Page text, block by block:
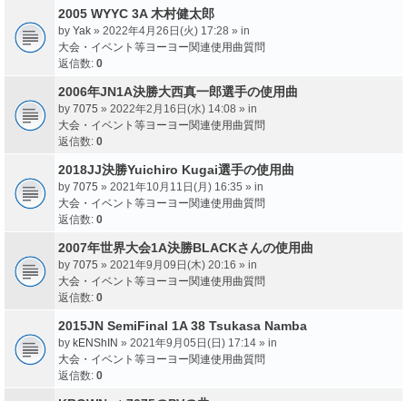
2005 WYYC 3A 木村健太郎
by Yak » 2022年4月26日(火) 17:28 » in
大会・イベント等ヨーヨー関連使用曲質問
返信数: 0
2006年JN1A決勝大西真一郎選手の使用曲
by 7075 » 2022年2月16日(水) 14:08 » in
大会・イベント等ヨーヨー関連使用曲質問
返信数: 0
2018JJ決勝Yuichiro Kugai選手の使用曲
by 7075 » 2021年10月11日(月) 16:35 » in
大会・イベント等ヨーヨー関連使用曲質問
返信数: 0
2007年世界大会1A決勝BLACKさんの使用曲
by 7075 » 2021年9月09日(木) 20:16 » in
大会・イベント等ヨーヨー関連使用曲質問
返信数: 0
2015JN SemiFinal 1A 38 Tsukasa Namba
by kENShIN » 2021年9月05日(日) 17:14 » in
大会・イベント等ヨーヨー関連使用曲質問
返信数: 0